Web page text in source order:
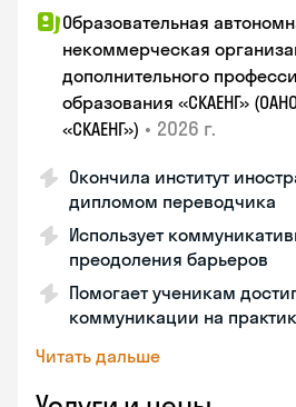
Образовательная
некоммерческая
дополнительного
образования «СКАЕНГ»
«СКАЕНГ») • 2026 г.
Окончила институт
дипломом переводчика
Использует
преодоления барьеров
Помогает ученикам
коммуникации на
Читать дальше